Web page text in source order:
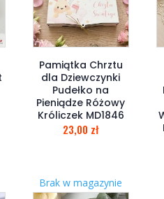
Pamiątka Chrztu
dla Dziewczynki
Pudełko na
Pieniądze Różowy
Króliczek MD1846
23,00 zł
Brak w magazynie